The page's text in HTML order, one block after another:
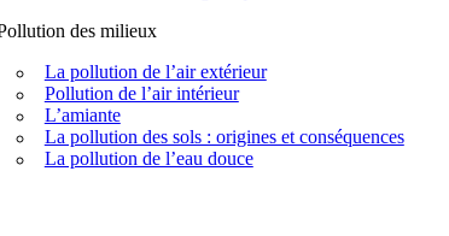
des milieux
La pollution de l’air extérieur
Pollution de l’air intérieur
L’amiante
La pollution des sols : origines et conséquences
La pollution de l’eau douce